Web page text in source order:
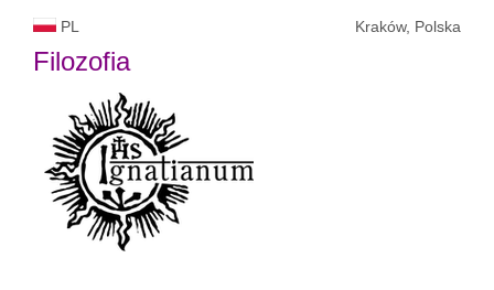
PL Kraków, Polska
Filozofia